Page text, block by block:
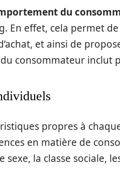
du
En effet, cela permet
et ainsi de
consommateur inclut
propres à
en matière de
sexe, la classe sociale,